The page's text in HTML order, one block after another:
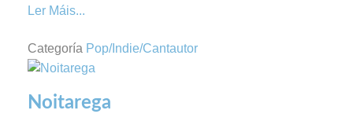
Ler Máis...
Categoría Pop/Indie/Cantautor
Noitarega